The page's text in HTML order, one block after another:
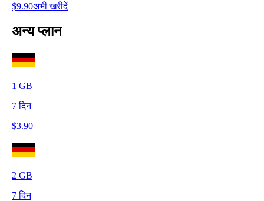
$9.90अभी खरीदें
अन्य प्लान
1 GB
7 दिन
$3.90
2 GB
7 दिन